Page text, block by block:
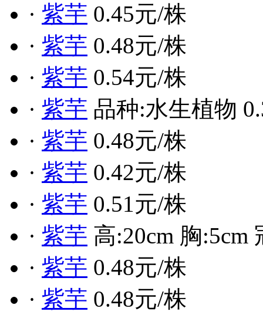
· 紫芋 0.45元/株
· 紫芋 0.48元/株
· 紫芋 0.54元/株
· 紫芋 品种:水生植物
· 紫芋 0.48元/株
· 紫芋 0.42元/株
· 紫芋 0.51元/株
· 紫芋 高:20cm 胸:5cm
· 紫芋 0.48元/株
· 紫芋 0.48元/株